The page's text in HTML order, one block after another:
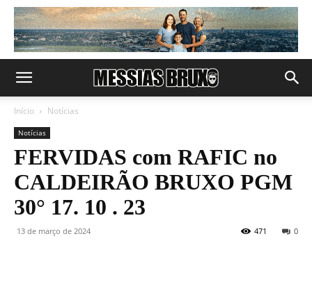
Início Notícias
Notícias
FERVIDAS com RAFIC no
CALDEIRÃO BRUXO PGM
30° 17. 10 . 23
13 de março de 2024 0
471